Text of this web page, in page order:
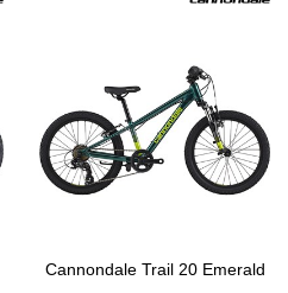
Cannondale Trail 20 Emerald